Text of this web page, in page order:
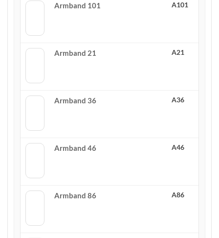
Armband 101 A101
Armband 21 A21
Armband 36 A36
Armband 46 A46
Armband 86 A86